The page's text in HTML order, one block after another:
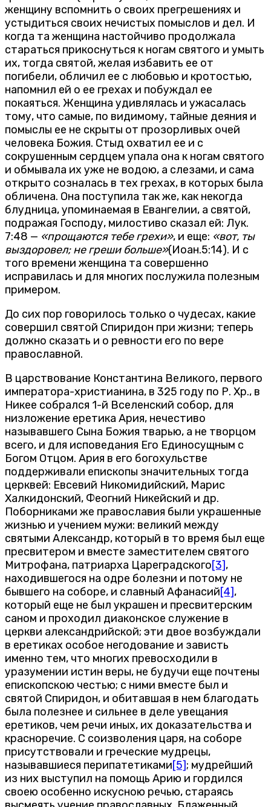
женщину вспомнить о своих прегрешениях и
устыдиться своих нечистых помыслов и дел. И
когда та женщина настойчиво продолжала
стараться прикоснуться к ногам святого и умыть
их, тогда святой, желая избавить ее от
погибели, обличил ее с любовью и кротостью,
напомнил ей о ее грехах и побуждал ее
покаяться. Женщина удивлялась и ужасалась
тому, что самые, по видимому, тайные деяния и
помыслы ее не скрыты от прозорливых очей
человека Божия. Стыд охватил ее и с
сокрушенным сердцем упала она к ногам святого
и обмывала их уже не водою, а слезами, и сама
открыто созналась в тех грехах, в которых была
обличена. Она поступила так же, как некогда
блудница, упоминаемая в Евангелии, а святой,
подражая Господу, милостиво сказал ей: Лук.
7:48 — «прощаются тебе грехи», и еще: «вот, ты
выздоровел; не греши больше»(Иоан.5:14). И с
того времени женщина та совершенно
исправилась и для многих послужила полезным
примером.
До сих пор говорилось только о чудесах, какие
совершил святой Спиридон при жизни; теперь
должно сказать и о ревности его по вере
православной.
В царствование Константина Великого, первого
императора-христианина, в 325 году по Р. Хр., в
Никее собрался 1-й Вселенский собор, для
низложение еретика Ария, нечестиво
называвшего Сына Божия тварью, а не творцом
всего, и для исповедания Его Единосущным с
Богом Отцом. Ария в его богохульстве
поддерживали епископы значительных тогда
церквей: Евсевий Никомидийский, Марис
Халкидонский, Феогний Никейский и др.
Поборниками же православия были украшенные
жизнью и учением мужи: великий между
святыми Александр, который в то время был еще
пресвитером и вместе заместителем святого
Митрофана, патриарха Цареградского[3],
находившегося на одре болезни и потому не
бывшего на соборе, и славный Афанасий[4],
который еще не был украшен и пресвитерским
саном и проходил диаконское служение в
церкви александрийской; эти двое возбуждали
в еретиках особое негодование и зависть
именно тем, что многих превосходили в
уразумении истин веры, не будучи еще почтены
епископскою честью; с ними вместе был и
святой Спиридон, и обитавшая в нем благодать
была полезнее и сильнее в деле увещания
еретиков, чем речи иных, их доказательства и
красноречие. С соизволения царя, на соборе
присутствовали и греческие мудрецы,
называвшиеся перипатетиками[5]; мудрейший
из них выступил на помощь Арию и гордился
своею особенно искусною речью, стараясь